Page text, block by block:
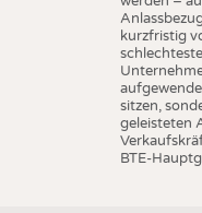
kurzfristig
sitzen,
geleisteten
BTE-